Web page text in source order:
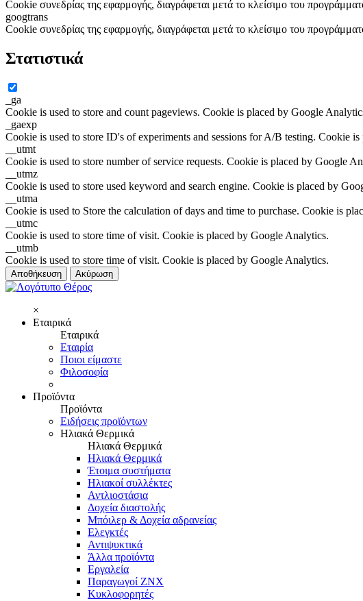
Cookie συνεδρίας της εφαρμογής, διαγράφεται μετά το κλείσιμο του
googtrans
Cookie συνεδρίας της εφαρμογής, διαγράφεται μετά το κλείσιμο του
Στατιστικά
_ga
Cookie is used to store and count pageviews. Cookie is placed by Google
_gaexp
Cookie is used to store ID's of experiments and sessions for A/B testing. Cookie
__utmt
Cookie is used to store number of service requests. Cookie is placed by Google
__utmz
Cookie is used to store used keyword and search engine. Cookie is placed by
__utma
Cookie is used to Store the calculation of days and time to purchase. Cookie is
__utmc
Cookie is used to store time of visit. Cookie is placed by Google Analytics.
__utmb
Cookie is used to store time of visit. Cookie is placed by Google Analytics.
Αποθήκευση Ακύρωση
×
Εταιρικά
Εταιρικά
Εταιρία
Ποιοι είμαστε
Φιλοσοφία
Προϊόντα
Προϊόντα
Ειδήσεις προϊόντων
Ηλιακά Θερμικά
Ηλιακά Θερμικά
Ηλιακά Θερμικά
Έτοιμα συστήματα
Ηλιακοί συλλέκτες
Αντλιοστάσια
Δοχεία διαστολής
Μπόιλερ & Δοχεία αδρανείας
Ελεγκτές
Αντιψυκτικά
Άλλα προϊόντα
Εργαλεία
Παραγωγοί ΖΝΧ
Κυκλοφορητές